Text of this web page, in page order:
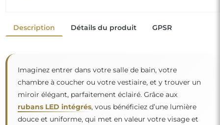
Description Détails du produit GPSR
Imaginez entrer dans votre salle de bain, votre
chambre à coucher ou votre vestiaire, et y trouver un
miroir élégant, parfaitement éclairé. Grâce aux
rubans LED intégrés, vous bénéficiez d’une lumière
douce et uniforme, qui met en valeur votre visage et